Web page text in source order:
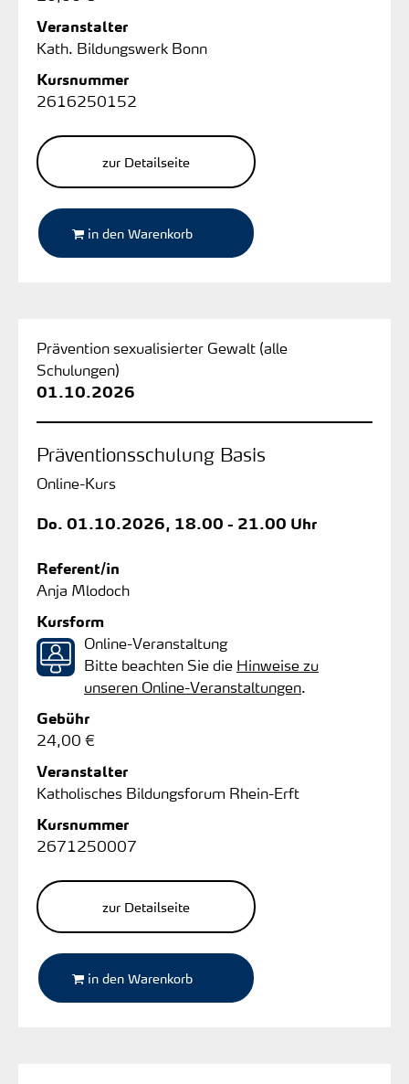
Veranstalter
Kath. Bildungswerk Bonn
Kursnummer
2616250152
zur Detailseite
in den Warenkorb
Prävention sexualisierter Gewalt (alle
Schulungen)
01.10.2026
Präventionsschulung Basis
Online-Kurs
Do. 01.10.2026, 18.00 - 21.00 Uhr
Referent/in
Anja Mlodoch
Kursform
Online-Veranstaltung
Bitte beachten Sie die Hinweise zu
unseren Online-Veranstaltungen.
Gebühr
24,00 €
Veranstalter
Katholisches Bildungsforum Rhein-Erft
Kursnummer
2671250007
zur Detailseite
in den Warenkorb